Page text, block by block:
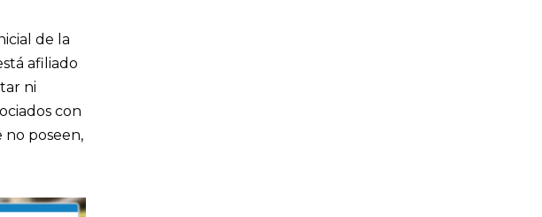
de la
afiliado
ni
con
poseen,